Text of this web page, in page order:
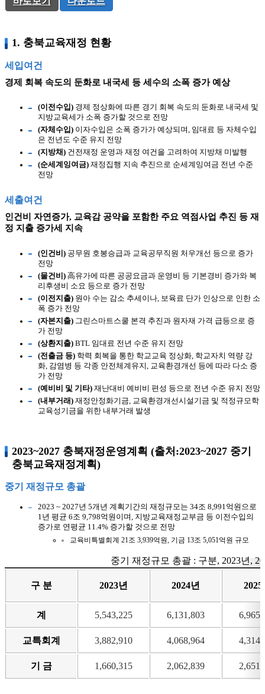
1. 충북교육재정 현황
세입여건
경제 회복 속도의 둔화로 내국세 등 세수의 소폭 증가 예상
(이전수입) 경제 정상화에 따른 경기 회복 속도의 둔화로 내국세 및
지방교육세가 소폭 증가할 것으로 전망
(자체수입) 이자수입은 소폭 증가가 예상되며, 임대료 등 자체수입
은 전년도 수준 유지 전망
(지방채) 건전재정 운영과 재정 여건을 고려하여 지방채 미발행
(순세계잉여금) 재정집행 지속 추진으로 순세계잉여금 전년 수준
전망
세출여건
인건비 자연증가, 교육감 공약을 포함한 주요 역점사업 추진 등 재
정 지출 증가세 지속
(인건비) 공무원 호봉승급과 교육공무직원 처우개선 등으로 증가
전망
(물건비) 高유가에 따른 공공요금과 운영비 등 기본경비 증가와 복
리후생비 소요 등으로 증가 전망
(이전지출) 원아 수는 감소 추세이나, 보육료 단가 인상으로 인한 소
폭 증가 전망
(자본지출) 그린스마트스쿨 본격 추진과 원자재 가격 급등으로 증
가 전망
(상환지출) BTL 임대료 전년 수준 유지 전망
(전출금 등) 학력 회복을 통한 학교교육 정상화, 학교자치 역량 강
화, 감염병 등 각종 안전체계유지, 교육환경개선 등에 따라 다소 증
가 전망
(예비비 및 기타) 재난대비 예비비 편성 등으로 전년 수준 유지 전망
(내부거래) 재정안정화기금, 교육환경개선시설기금 및 적정규모학
교육성기금을 위한 내부거래 발생
2023~2027 충북재정운영계획 (출처:2023~2027 중기
충북교육재정계획)
중기 재정규모 총괄
2023 ~ 2027년 5개년 계획기간의 재정규모는 34조 8,991억원으로
1년 평균 6조 9,798억원이며, 지방교육재정교부금 등 이전수입의
증가로 연평균 11.4% 증가할 것으로 전망
교육비특별회계 21조 3,939억원, 기금 13조 5,051억원 규모
중기 재정규모 총괄 : 구분, 2023년,
구 분 2023년 2024년 2025
계 5,543,225 6,131,803
교특회계 3,882,910 4,068,964
기 금 1,660,315 2,062,839